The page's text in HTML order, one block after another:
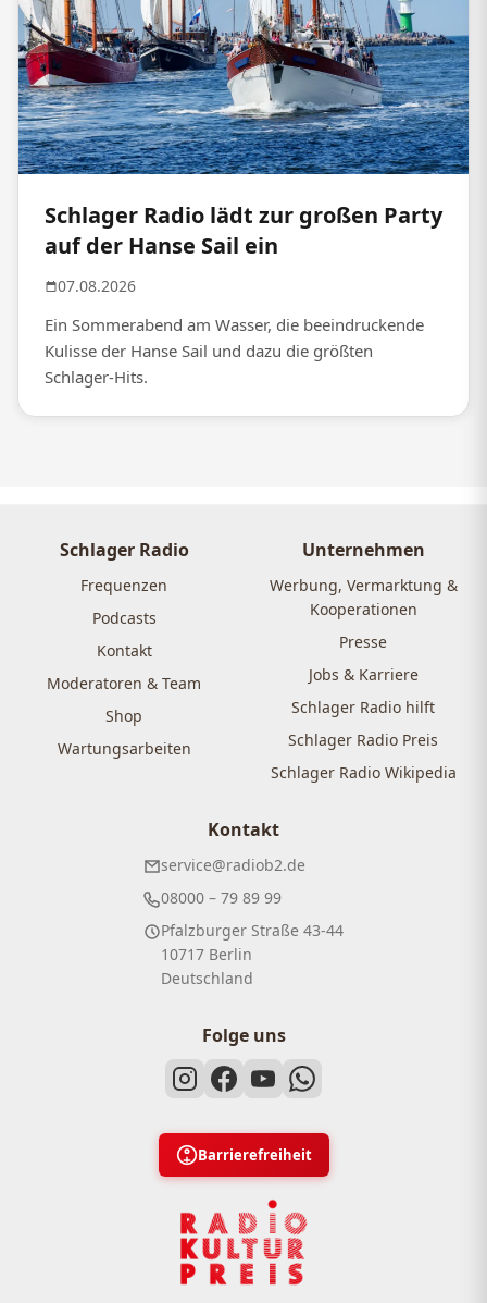
Schlager Radio lädt zur großen Party
auf der Hanse Sail ein
07.08.2026
Ein Sommerabend am Wasser, die beeindruckende
Kulisse der Hanse Sail und dazu die größten
Schlager-Hits.
Schlager Radio
Frequenzen
Podcasts
Kontakt
Moderatoren & Team
Shop
Wartungsarbeiten
Unternehmen
Werbung, Vermarktung &
Kooperationen
Presse
Jobs & Karriere
Schlager Radio hilft
Schlager Radio Preis
Schlager Radio Wikipedia
Kontakt
service@radiob2.de
08000 – 79 89 99
Pfalzburger Straße 43-44
10717 Berlin
Deutschland
Folge uns
Barrierefreiheit